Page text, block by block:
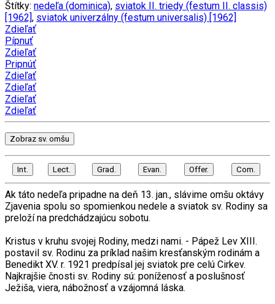
Štítky: nedeľa (dominica), sviatok II. triedy (festum II. classis)
[1962], sviatok univerzálny (festum universalis) [1962]
Zdieľať
Pípnuť
Zdieľať
Pripnúť
Zdieľať
Zdieľať
Zdieľať
Zdieľať
Zobraz sv. omšu
Int. Lect. Grad. Evan. Offer. Com.
Ak táto nedeľa pripadne na deň 13. jan., slávime omšu oktávy
Zjavenia spolu so spomienkou nedele a sviatok sv. Rodiny sa
preloží na predchádzajúcu sobotu.
Kristus v kruhu svojej Rodiny, medzi nami. - Pápež Lev XIII.
postavil sv. Rodinu za príklad našim kresťanským rodinám a
Benedikt XV. r. 1921 predpísal jej sviatok pre celú Cirkev.
Najkrajšie čnosti sv. Rodiny sú: poníženosť a poslušnosť
Ježiša, viera, nábožnosť a vzájomná láska.